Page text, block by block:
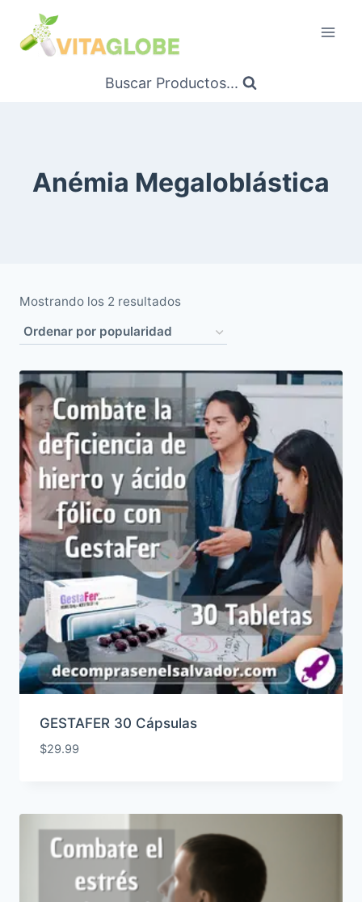
Contenido
Buscar Productos...
Anémia Megaloblástica
Mostrando los 2 resultadosOrdenado
popularidad
GESTAFER 30 Cápsulas
$29.99